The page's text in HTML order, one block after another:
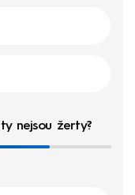
nejsou žerty?